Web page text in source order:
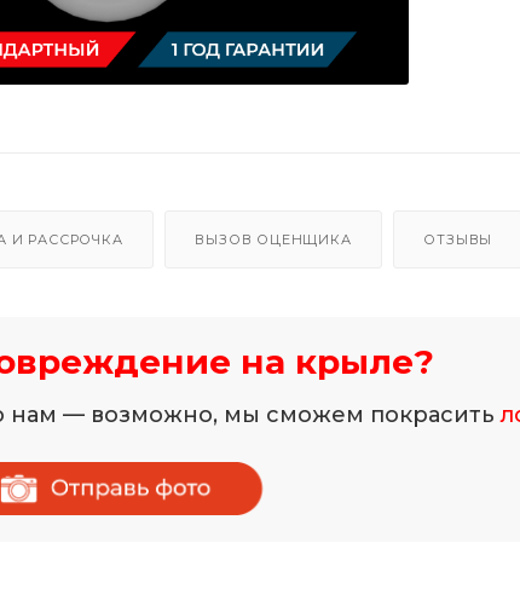
И РАССРОЧКА ВЫЗОВ ОЦЕНЩИКА ОТЗЫВЫ
на крыле?
нам — возможно, мы сможем покрасить